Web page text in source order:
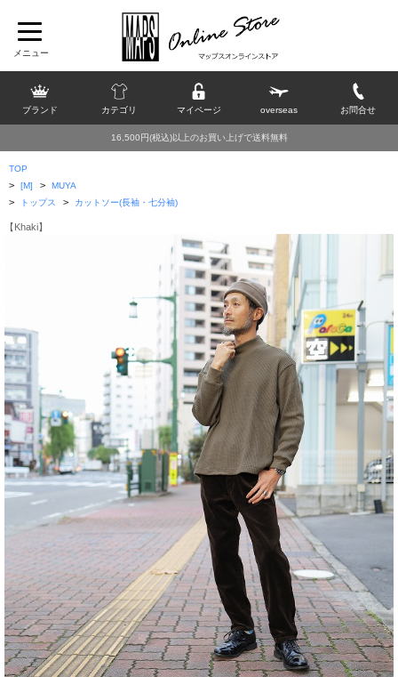
ブランド カテゴリ マイページ overseas お問合せ
16,500円(税込)以上のお買い上げで送料無料
TOP
> [M] > MUYA
> トップス > カットソー(長袖・七分袖)
【Khaki】